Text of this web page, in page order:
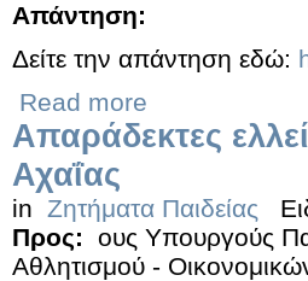
Απάντηση:
Δείτε την απάντηση εδώ:
Read more
Απαράδεκτες
Αχαΐας
in Ζητήματα Παιδείας
Προς:
ους Υπουργούς
Αθλητισμού -